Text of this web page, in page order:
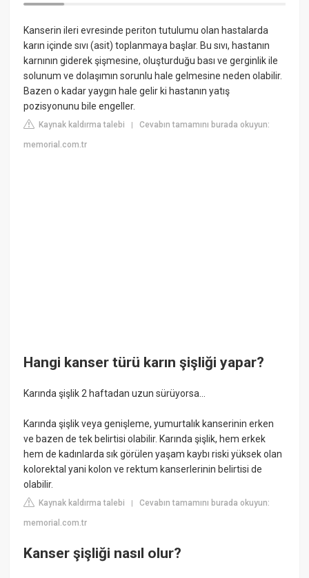
Kanserin ileri evresinde periton tutulumu olan hastalarda
karın içinde sıvı (asit) toplanmaya başlar. Bu sıvı, hastanın
karnının giderek şişmesine, oluşturduğu bası ve gerginlik ile
solunum ve dolaşımın sorunlu hale gelmesine neden olabilir.
Bazen o kadar yaygın hale gelir ki hastanın yatış
pozisyonunu bile engeller.
Kaynak kaldırma talebi |Cevabın tamamını burada okuyun:
memorial.com.tr
Hangi kanser türü karın şişliği yapar?
Karında şişlik 2 haftadan uzun sürüyorsa…
Karında şişlik veya genişleme, yumurtalık kanserinin erken
ve bazen de tek belirtisi olabilir. Karında şişlik, hem erkek
hem de kadınlarda sık görülen yaşam kaybı riski yüksek olan
kolorektal yani kolon ve rektum kanserlerinin belirtisi de
olabilir.
Kaynak kaldırma talebi |Cevabın tamamını burada okuyun:
memorial.com.tr
Kanser şişliği nasıl olur?